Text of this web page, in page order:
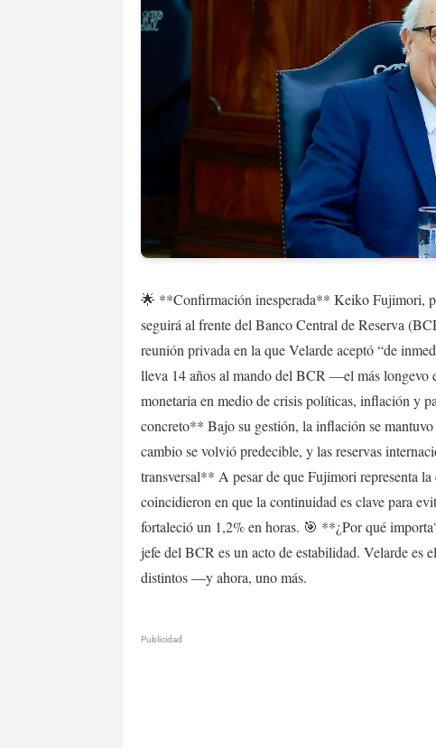
🌟 **Confirmación inesperada** Keiko Fujimori,
seguirá al frente del Banco Central de Reserva
reunión privada en la que Velarde aceptó “de
lleva 14 años al mando del BCR —el más
monetaria en medio de crisis políticas, inflación y
concreto** Bajo su gestión, la inflación se
cambio se volvió predecible, y las reservas
transversal** A pesar de que Fujimori representa
coincidieron en que la continuidad es clave para
fortaleció un 1,2% en horas. 🎯 **¿Por qué
jefe del BCR es un acto de estabilidad. Velarde
distintos —y ahora, uno más.
Publicidad